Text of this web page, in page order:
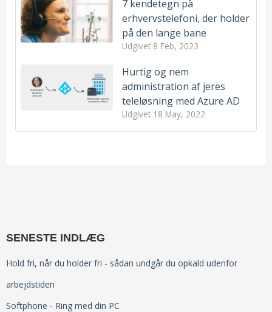
7 kendetegn på
erhvervstelefoni, der holder
på den lange bane
Udgivet 8 Feb, 2023
Hurtig og nem
administration af jeres
teleløsning med Azure AD
Udgivet 18 May, 2022
Tekst-til-tale er AI direkte i dit telefonsystem
Den europæiske udbyder af
kommunikationsløsninger Dstny opkøber Flexfone i
Danmark for at skabe en af de førende B2B UCaaS-
udbydere på det danske marked
Brugervenlig erhvervstelefoni
telefoniløsning
Bordtelefoni(2)
Se alle
SENESTE INDLÆG
Hold fri, når du holder fri - sådan undgår du opkald udenfor
arbejdstiden
Softphone - Ring med din PC